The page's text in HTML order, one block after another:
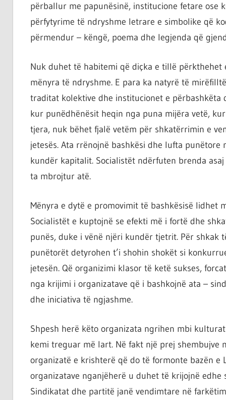
përballur me papunësinë, institucione fetare ose
përfytyrime të ndryshme letrare e simbolike që
përmendur – këngë, poema dhe legjenda që
Nuk duhet të habitemi që diçka e tillë përkthehet
mënyra të ndryshme. E para ka natyrë të
traditat kolektive dhe institucionet e përbashkëta
kur punëdhënësit heqin nga puna mijëra vetë,
tjera, nuk bëhet fjalë vetëm për shkatërrimin e
jetesës. Ata rrënojnë bashkësi dhe lufta
kundër kapitalit. Socialistët ndërfuten brenda
ta mbrojtur atë.
Mënyra e dytë e promovimit të bashkësisë lidhet
Socialistët e kuptojnë se efekti më i fortë dhe
punës, duke i vënë njëri kundër tjetrit. Për shkak
punëtorët detyrohen t’i shohin shokët si
jetesën. Që organizimi klasor të ketë sukses,
nga krijimi i organizatave që i bashkojnë ata –
dhe iniciativa të ngjashme.
Shpesh herë këto organizata ngrihen mbi
kemi treguar më lart. Në fakt një prej shembujve
organizatë e krishterë që do të formonte bazën e
organizatave nganjëherë u duhet të krijojnë
Sindikatat dhe partitë janë vendimtare në